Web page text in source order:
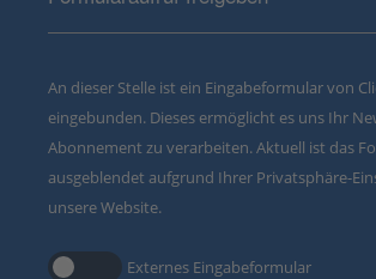
An dieser Stelle ist ein Eingabeformular von
eingebunden. Dieses ermöglicht es uns Ihr
Abonnement zu verarbeiten. Aktuell ist das
ausgeblendet aufgrund Ihrer Privatsphäre-
unsere Website.
Externes Eingabeformular